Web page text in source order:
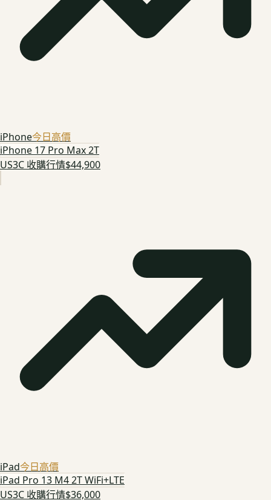
iPhone今日高價
iPhone 17 Pro Max 2T
US3C 收購行情$44,900
iPad今日高價
iPad Pro 13 M4 2T WiFi+LTE
US3C 收購行情$36,000